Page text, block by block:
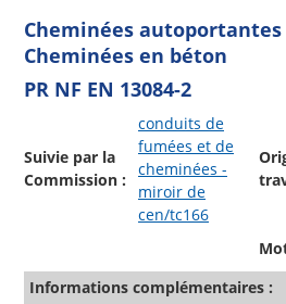
Cheminées autoportantes
Cheminées en béton
PR NF EN 13084-2
Suivie par la
Commission :
conduits de
fumées et de
cheminées -
miroir de
cen/tc166
Informations complémentaires :